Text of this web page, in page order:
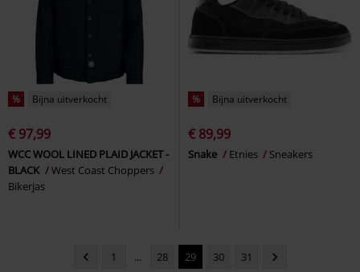
% Bijna uitverkocht
€ 97,99
WCC WOOL LINED PLAID JACKET -
BLACK
West Coast Choppers
Bikerjas
% Bijna uitverkocht
€ 89,99
Snake Etnies Sneakers
1 ... 28 29 30 31